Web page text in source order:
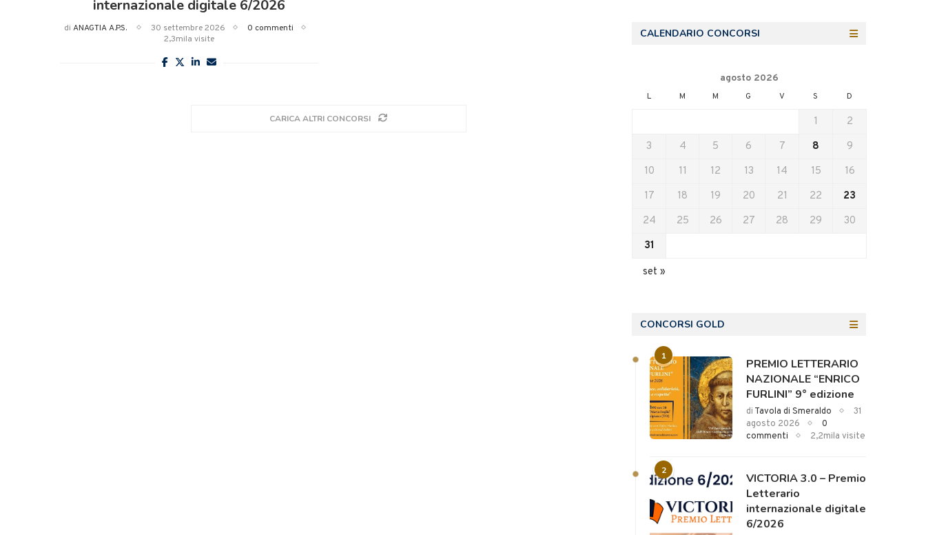
internazionale digitale 6/2026
diANAGTIA A.P.S. 30 settembre 2026
0 commenti
2,3mila visite
CARICA ALTRI CONCORSI
CALENDARIO CONCORSI
agosto 2026
L M M G V S D
1
2
3
4 5 6 7 8
9
10
11 12 13 14 15
16
17
18 19 20 21 22
23
24
25 26 27 28 29
30
31
set »
CONCORSI GOLD
1
PREMIO LETTERARIO
NAZIONALE “ENRICO
FURLINI” 9° edizione
di Tavola di Smeraldo
31
agosto 2026
0
commenti
2,2mila visite
2
VICTORIA 3.0 – Premio
Letterario
internazionale digitale
6/2026